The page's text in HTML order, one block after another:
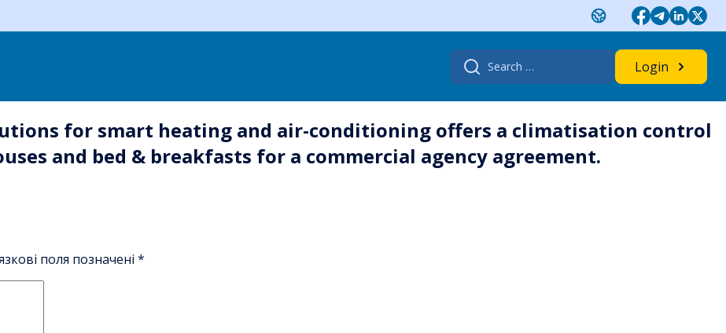
Search
for:
Login
for smart heating and air-conditioning offers a climatisation control
and bed & breakfasts for a commercial agency agreement.
поля позначені *